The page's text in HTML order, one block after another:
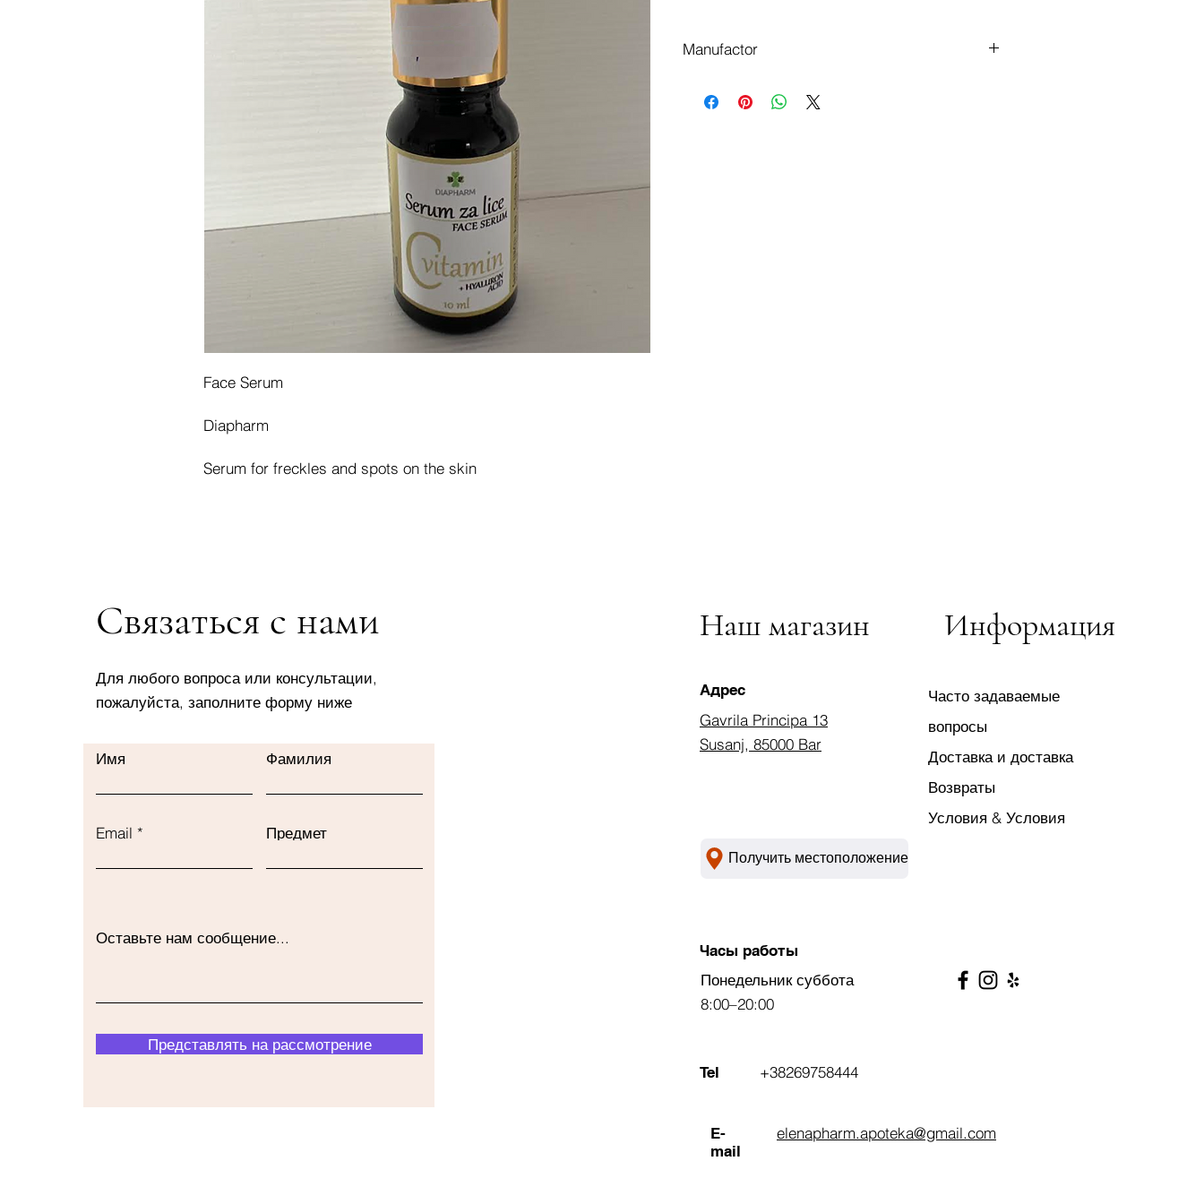
Face Serum
Diapharm
Serum for freckles and spots on the skin
Manufactor
Связаться с нами
Для любого вопроса или консультации,
пожалуйста, заполните форму ниже
Имя Фамилия
Email Предмет
Оставьте нам сообщение...
Представлять на рассмотрение
Наш магазин
Адрес
Gavrila Principa 13
Susanj, 85000 Bar
Информация
Часто задаваемые
вопросы
Доставка и доставка
Возвраты
Условия & Условия
Получить местоположение
Часы работы
Понедельник суббота
8:00–20:00
Tel +38269758444
E-
mail
elenapharm.apoteka@gmail.com